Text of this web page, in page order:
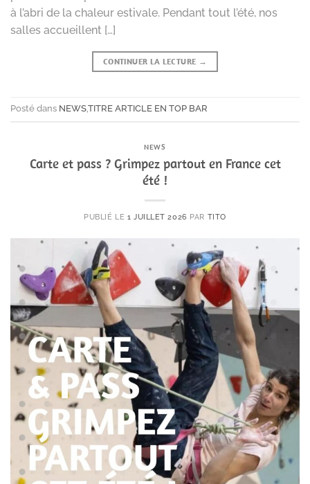
à l’abri de la chaleur estivale. Pendant tout l’été, nos
salles accueillent […]
CONTINUER LA LECTURE →
Posté dans NEWS,TITRE ARTICLE EN TOP BAR
NEWS
Carte et pass ? Grimpez partout en France cet
été !
PUBLIÉ LE 1 JUILLET 2026 PAR TITO